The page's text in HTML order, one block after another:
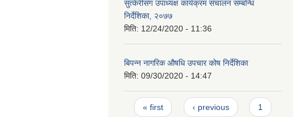
सुत्केरीसंग उपाध्यक्ष कार्यक्रम संचालन सम्बन्धि
निर्देशिका, २०७७
मिति: 12/24/2020 - 11:36
बिपन्न नागरिक औषधि उपचार कोष निर्देशिका
मिति: 09/30/2020 - 14:47
Pages
« first ‹ previous 1